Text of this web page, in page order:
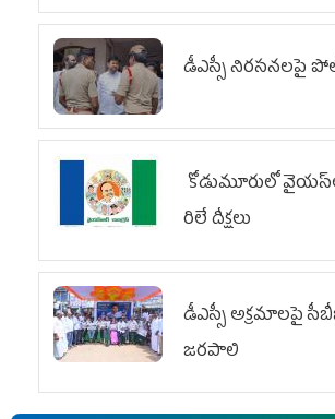
డీఎస్సీ నిరసనలపై
కోడుమూరులో
రిలే దీక్షలు
డీఎస్సీ అక్రమాలపై
జరపాలి